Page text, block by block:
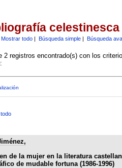
celestinesca
Mostrar todo| Búsqueda simple| Búsqueda
2 registros encontrado(s) con los
de la mujer en la literatura
de mudable fortuna (1986-1996)